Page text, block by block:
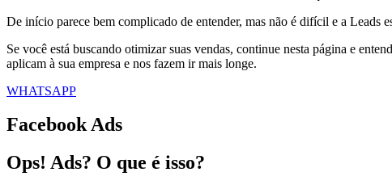
De início parece bem complicado de entender, mas não é difícil e a Leads
Se você está buscando otimizar suas vendas, continue nesta página e
aplicam à sua empresa e nos fazem ir mais longe.
WHATSAPP
Facebook Ads
Ops! Ads? O que é isso?